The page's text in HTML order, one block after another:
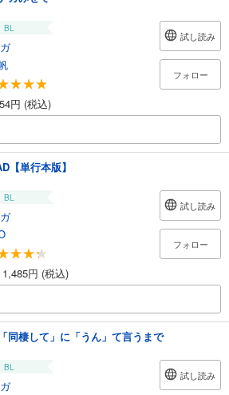
BL
円 (税込)
試し読み
フォロー
【単行本版】
BL
円 (税込)
試し読み
フォロー
同棲して」に「うん」て言うまで
BL
試し読み